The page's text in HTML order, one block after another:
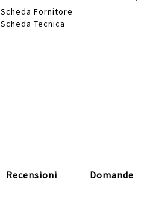
Scheda Fornitore
Scheda Tecnica
Recensioni Domande